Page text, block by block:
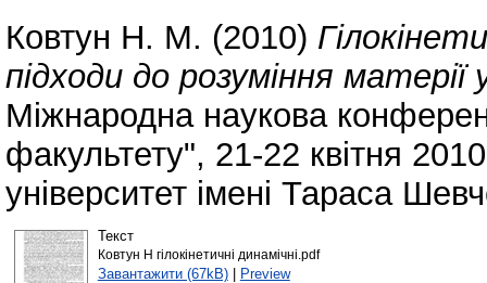
Ковтун Н. М. (2010)
підходи до розуміння
Міжнародна наукова
факультету", 21-22 квітня
університет імені Тараса
Текст
Ковтун Н гілокінетичні динамічні.pdf
Завантажити (67kB)| Preview